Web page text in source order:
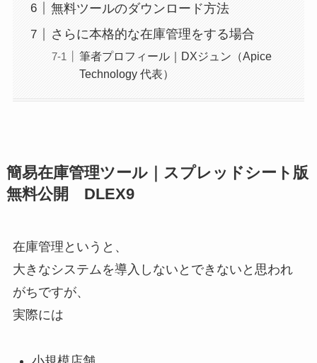
無料ツールのダウンロード方法
さらに本格的な在庫管理をする場合
筆者プロフィール｜DXジュン（Apice
Technology 代表）
簡易在庫管理ツール｜スプレッドシート版
無料公開 DLEX9
在庫管理というと、
大きなシステムを導入しないとできないと思われ
がちですが、
実際には